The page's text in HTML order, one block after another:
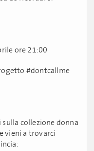
ore 21:00
#dontcallme
collezione donna
vieni a trovarci